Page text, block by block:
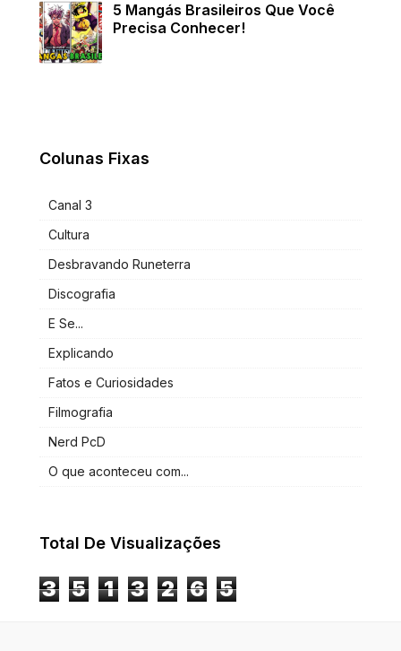
5 Mangás Brasileiros Que Você
Precisa Conhecer!
Colunas Fixas
Canal 3
Cultura
Desbravando Runeterra
Discografia
E Se...
Explicando
Fatos e Curiosidades
Filmografia
Nerd PcD
O que aconteceu com...
Total De Visualizações
3 5 1 3 2 6 5